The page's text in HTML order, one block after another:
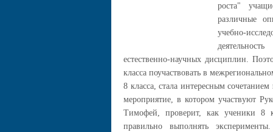
роста"
различные
учебно-
естественно-научных дисциплин.
класса поучаствовать в
8 класса, стала интересным
мероприятие, в котором участвуют
Тимофей, проверит, как ученики 8
правильно выполнять